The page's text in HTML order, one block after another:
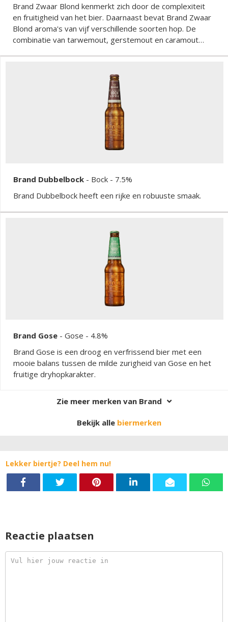
Brand Zwaar Blond kenmerkt zich door de complexiteit
en fruitigheid van het bier. Daarnaast bevat Brand Zwaar
Blond aroma's van vijf verschillende soorten hop. De
combinatie van tarwemout, gerstemout en caramout
Brand Dubbelbock - Bock - 7.5%
Brand Dubbelbock heeft een rijke en robuuste smaak.
Brand Gose - Gose - 4.8%
Brand Gose is een droog en verfrissend bier met een
mooie balans tussen de milde zurigheid van Gose en het
fruitige dryhopkarakter.
Zie meer merken van Brand
Bekijk alle biermerken
Lekker biertje? Deel hem nu!
Reactie plaatsen